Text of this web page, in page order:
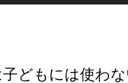
子どもには使わ